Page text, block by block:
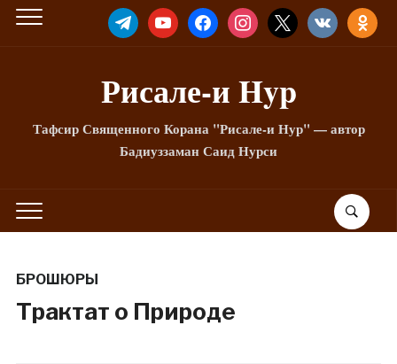
TELEGRAMYOUTUBEFACEBOOKINSTAGRAM
X VKONTAKTE
Рисале-и Hyp
Тафсир Священного Корана "Рисале-и Нур" — автор
Бадиуззаман Саид Нурси
БРОШЮРЫ
Трактат о Природе